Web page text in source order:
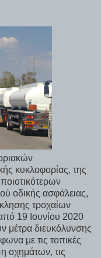
κυκλοφορίας, της
οδικής ασφάλειας,
τροχαίων
19 Ιουνίου 2020
μέτρα διευκόλυνσης
με τις τοπικές
οχημάτων, τις